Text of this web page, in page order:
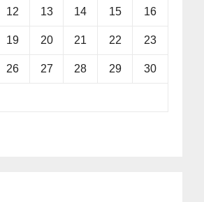
12 13 14 15 16
19 20 21 22 23
26 27 28 29 30